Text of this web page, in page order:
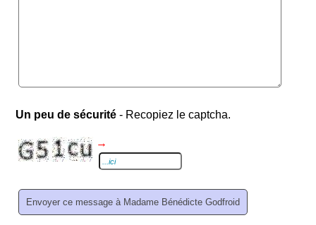
Un peu de sécurité - Recopiez le captcha.
→